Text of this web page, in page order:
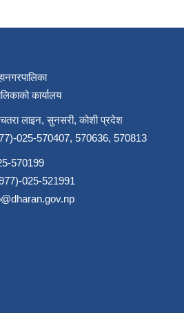
कार्यालय
लाइन, सुनसरी, कोशी प्रदेश
025-570407, 570636, 570813
570199
025-521991